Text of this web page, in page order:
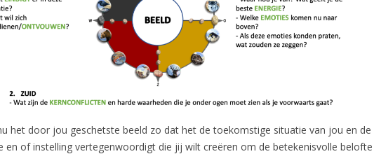
het door jou geschetste beeld zo dat het de toekomstige situatie van jou en de
en of instelling vertegenwoordigt die jij wilt creëren om de betekenisvolle belofte